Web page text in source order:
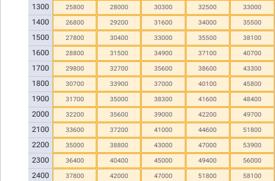
1300
1400
1500
1600
1700
1800
1900
2000
2100
2200
2300
2400
25800 28000 30300 32500 33000
26800 29200 31600 34000 35500
27800 30400 33000 35500 38100
28800 31500 34900 37100 40700
29800 32700 35600 38600 43300
30700 33900 37000 40100 45800
31700 35000 38300 41600 48400
32200 35600 39000 42200 49700
33600 37200 41000 44600 51800
35000 38800 43000 47000 53900
36400 40400 45000 49400 56000
37800 42000 47000 51800 58100